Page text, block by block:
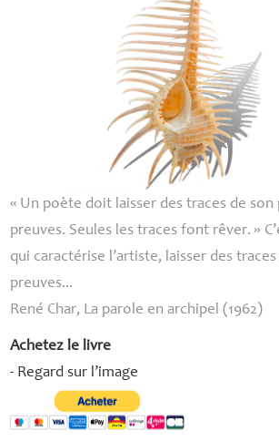
« Un poète doit laisser des traces de son
preuves. Seules les traces font rêver. »
qui caractérise l’artiste, laisser des
preuves...
René Char, La parole en archipel (1962)
Achetez le livre
- Regard sur l’image